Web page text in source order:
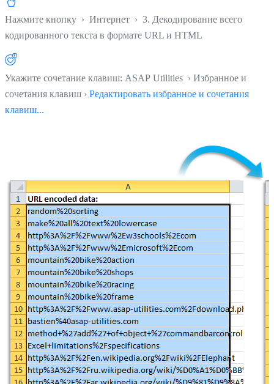
Нажмите кнопку › Интернет › 3. Декодирование всего
кодированного текста в формате URL и HTML
Укажите сочетание клавиш: ASAP Utilities › Избранное и
сочетания клавиш › Редактировать избранное и сочетания
клавиш...